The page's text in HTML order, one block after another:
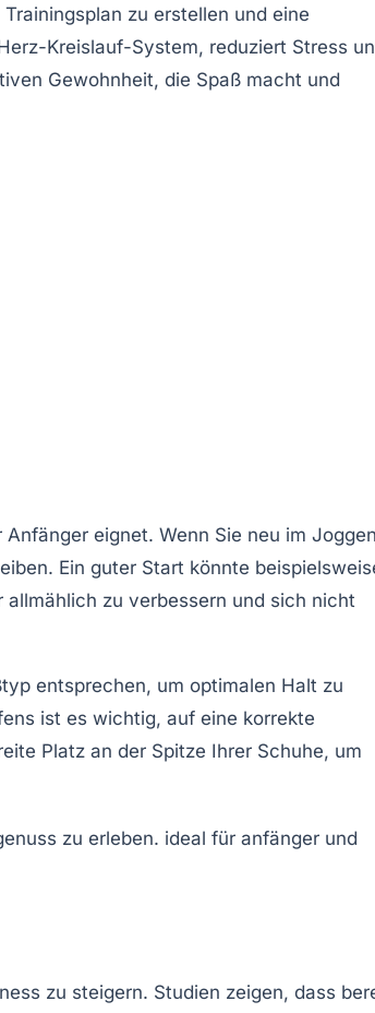
Trainingsplan zu erstellen und eine
Kreislauf-System, reduziert Stress
Gewohnheit, die Spaß macht und
eignet. Wenn Sie neu im
Ein guter Start könnte
zu verbessern und sich nicht
entsprechen, um optimalen Halt zu
ist es wichtig, auf eine korrekte
Platz an der Spitze Ihrer Schuhe, um
zu steigern. Studien zeigen, dass